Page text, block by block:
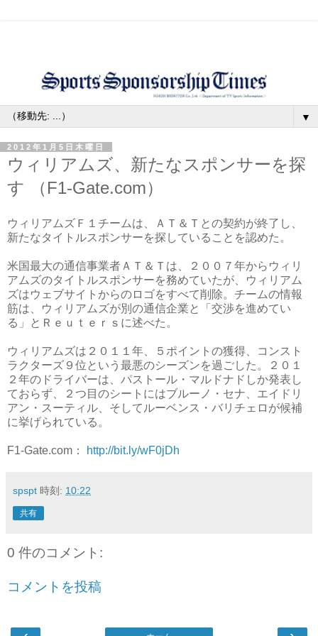
▼
2012年1月5日木曜日
ウィリアムズ、新たなスポンサーを探
す （F1-Gate.com）
ウィリアムズＦ１チームは、ＡＴ＆Ｔとの契約が終了し、
新たなタイトルスポンサーを探していることを認めた。
米国最大の通信事業者ＡＴ＆Ｔは、２００７年からウィリ
アムズのタイトルスポンサーを務めていたが、ウィリアム
ズはウェブサイトからのロゴをすべて削除。チームの情報
筋は、ウィリアムズが別の通信企業と「交渉を進めてい
る」とＲｅｕｔｅｒｓに述べた。
ウィリアムズは２０１１年、５ポイントの獲得、コンスト
ラクターズ９位という最悪のシーズンを過ごした。２０１
２年のドライバーは、パストール・マルドナドしか発表し
ておらず、２つ目のシートにはブルーノ・セナ、エイドリ
アン・スーティル、そしてルーベンス・バリチェロが候補
に挙げられている。
F1-Gate.com： http://bit.ly/wF0jDh
spspt 時刻: 10:22
共有
0 件のコメント:
コメントを投稿